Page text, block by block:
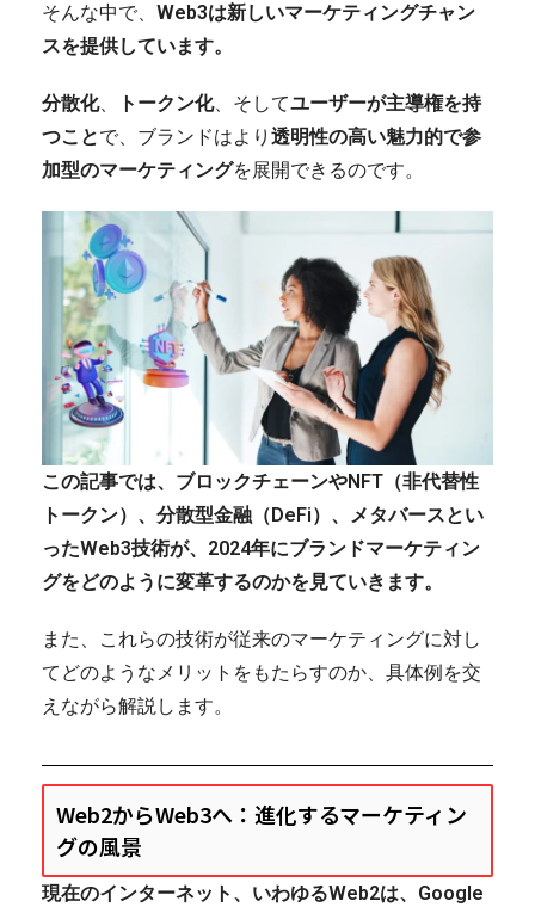
そんな中で、 Web3は新しいマーケティングチャン
スを提供しています。
分散化、 トークン化、そしてユーザーが主導権を持
つことで、ブランドはより 透明性の高い魅力的で参
加型のマーケティングを展開できるのです。
この記事では、ブロックチェーンやNFT（非代替性
トークン）、分散型金融（DeFi）、メタバースとい
ったWeb3技術が、2024年にブランドマーケティン
グをどのように変革するのかを見ていきます。
また、これらの技術が従来のマーケティングに対し
てどのようなメリットをもたらすのか、具体例を交
えながら解説します。
Web2からWeb3へ：進化するマーケティン
グの風景
現在のインターネット、いわゆるWeb2は、Google